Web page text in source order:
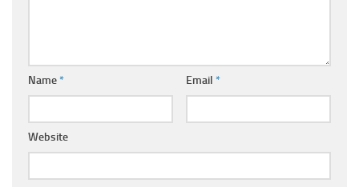
Name* Email *
Website